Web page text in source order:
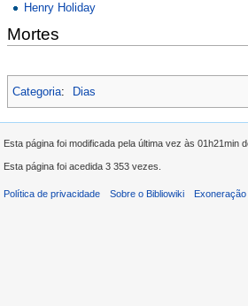
Henry Holiday
Mortes
Categoria: Dias
Esta página foi modificada pela última vez às 01h21min
Esta página foi acedida 3 353 vezes.
Política de privacidade Sobre o Bibliowiki